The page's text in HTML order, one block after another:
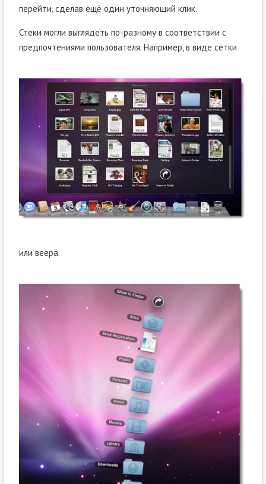
перейти, сделав ещё один уточняющий клик.
Стеки могли выглядеть по-разному в соответствии с
предпочтениями пользователя. Например, в виде сетки
или веера.